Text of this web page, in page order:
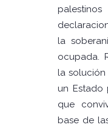
la
ocupada.
la solución
un Estado
que
base de